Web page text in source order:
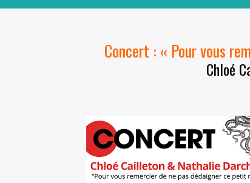
Concert : « Pour vous
Chloé